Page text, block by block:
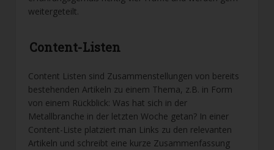
weitergeteilt.
Content-Listen
Content Listen sind Zusammenstellungen von bereits
bestehenden Artikeln zu einem Thema, z.B. in Form
von einem Rückblick: Was hat sich in der
Metallbranche in der letzten Woche getan? In einer
Content-Liste platziert man Links zu den relevanten
Artikeln und schreibt eine kurze Zusammenfassung